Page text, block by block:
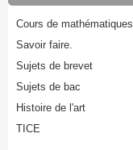
Cours de mathématiques
Savoir faire.
Sujets de brevet
Sujets de bac
Histoire de l'art
TICE